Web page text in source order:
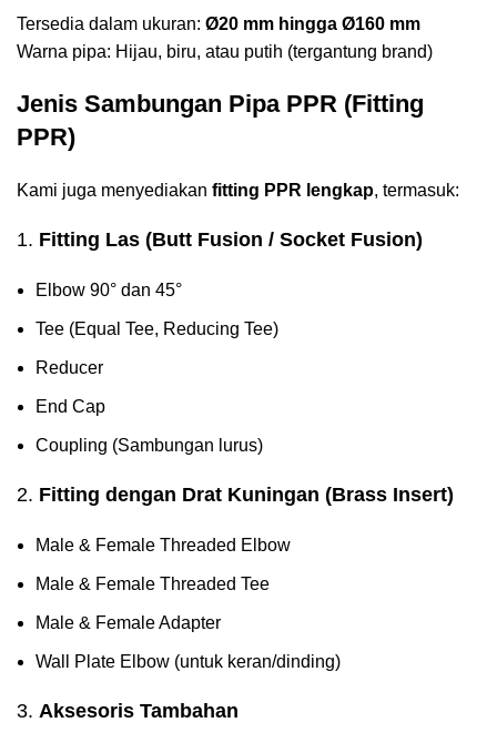
Tersedia dalam ukuran: Ø20 mm hingga Ø160 mm
Warna pipa: Hijau, biru, atau putih (tergantung brand)
Jenis Sambungan Pipa PPR (Fitting
PPR)
Kami juga menyediakan fitting PPR lengkap, termasuk:
1. Fitting Las (Butt Fusion / Socket Fusion)
Elbow 90° dan 45°
Tee (Equal Tee, Reducing Tee)
Reducer
End Cap
Coupling (Sambungan lurus)
2. Fitting dengan Drat Kuningan (Brass Insert)
Male & Female Threaded Elbow
Male & Female Threaded Tee
Male & Female Adapter
Wall Plate Elbow (untuk keran/dinding)
3. Aksesoris Tambahan